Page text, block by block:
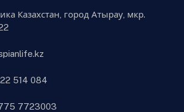
Казахстан, город Атырау, мкр.
514 084
7723003